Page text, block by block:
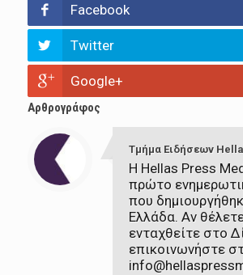
Facebook
Twitter
Google+
Αρθρογράφος
Τμήμα Ειδήσεων
Η Hellas Press
πρώτο
που
Ελλάδα. Αν
ενταχθείτε στο
επικοινωνήστε